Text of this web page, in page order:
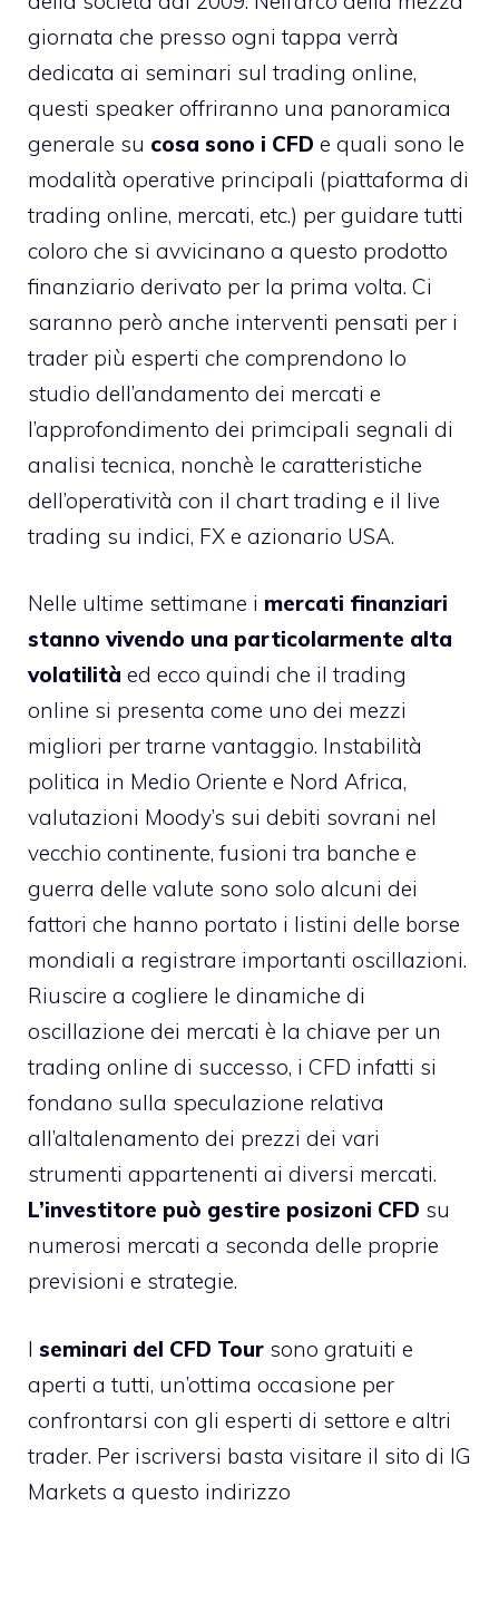
giornata che presso ogni tappa verrà
dedicata ai seminari sul trading online,
questi speaker offriranno una panoramica
generale su cosa sono i CFD e quali sono le
modalità operative principali (piattaforma di
trading online, mercati, etc.) per guidare tutti
coloro che si avvicinano a questo prodotto
finanziario derivato per la prima volta. Ci
saranno però anche interventi pensati per i
trader più esperti che comprendono lo
studio dell’andamento dei mercati e
l’approfondimento dei primcipali segnali di
analisi tecnica, nonchè le caratteristiche
dell’operatività con il chart trading e il live
trading su indici, FX e azionario USA.
Nelle ultime settimane i mercati finanziari
stanno vivendo una particolarmente alta
volatilità ed ecco quindi che il trading
online si presenta come uno dei mezzi
migliori per trarne vantaggio. Instabilità
politica in Medio Oriente e Nord Africa,
valutazioni Moody’s sui debiti sovrani nel
vecchio continente, fusioni tra banche e
guerra delle valute sono solo alcuni dei
fattori che hanno portato i listini delle borse
mondiali a registrare importanti oscillazioni.
Riuscire a cogliere le dinamiche di
oscillazione dei mercati è la chiave per un
trading online di successo, i CFD infatti si
fondano sulla speculazione relativa
all’altalenamento dei prezzi dei vari
strumenti appartenenti ai diversi mercati.
L’investitore può gestire posizoni CFD su
numerosi mercati a seconda delle proprie
previsioni e strategie.
I seminari del CFD Tour sono gratuiti e
aperti a tutti, un’ottima occasione per
confrontarsi con gli esperti di settore e altri
trader. Per iscriversi basta visitare il sito di IG
Markets a questo indirizzo